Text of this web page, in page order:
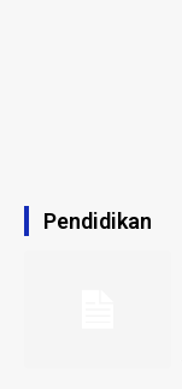
Pendidikan